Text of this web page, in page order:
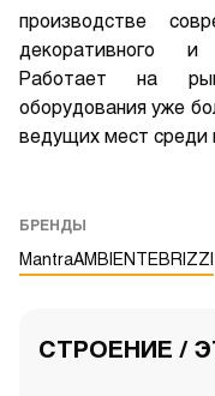
производстве
декоративного и
Работает на
оборудования уже
ведущих мест среди
БРЕНДЫ
MantraAMBIENTEBRIZZI
СТРОЕНИЕ /